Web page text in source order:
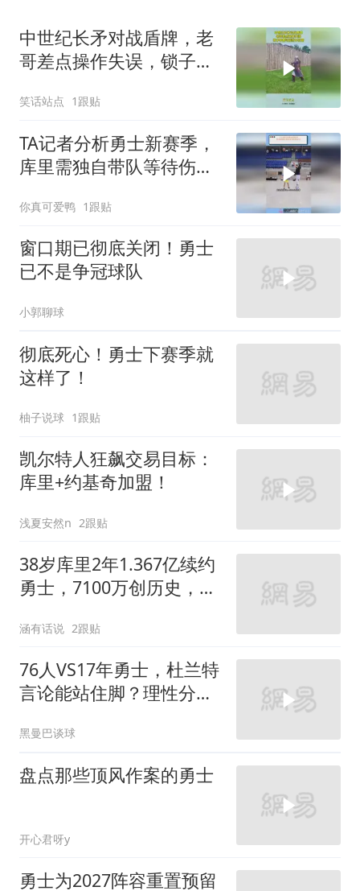
中世纪长矛对战盾牌，老
哥差点操作失误，锁子甲
笑话站点 1跟贴
TA记者分析勇士新赛季，
库里需独自带队等待伤员
你真可爱鸭 1跟贴
窗口期已彻底关闭！勇士
已不是争冠球队
小郭聊球
彻底死心！勇士下赛季就
这样了！
柚子说球 1跟贴
凯尔特人狂飙交易目标：
库里+约基奇加盟！
浅夏安然n 2跟贴
38岁库里2年1.367亿续约
勇士，7100万创历史，这
涵有话说 2跟贴
76人VS17年勇士，杜兰特
言论能站住脚？理性分析
黑曼巴谈球
盘点那些顶风作案的勇士
开心君呀y
勇士为2027阵容重置预留